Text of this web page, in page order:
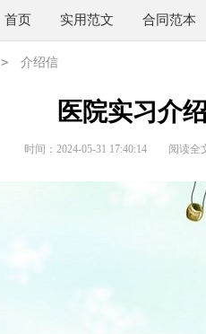
首页 实用范文 合同范本
> 介绍信
医院实习介
时间：2024-05-31 17:40:14 阅读全